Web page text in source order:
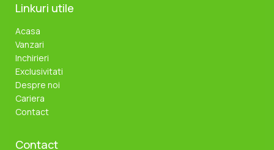
Linkuri utile
Acasa
Vanzari
Inchirieri
Exclusivitati
Despre noi
Cariera
Contact
Contact